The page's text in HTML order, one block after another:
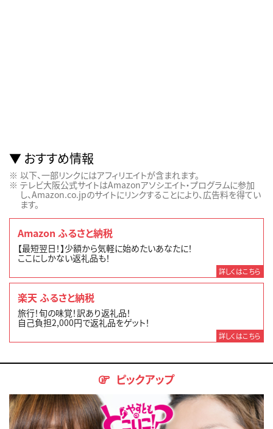
おすすめ情報
以下、一部リンクにはアフィリエイトが含まれます。
テレビ大阪公式サイトはAmazonアソシエイト・プログラムに参加
し、Amazon.co.jpのサイトにリンクすることにより、広告料を得てい
ます。
Amazon ふるさと納税
【最短翌日！】少額から気軽に始めたいあなたに！
ここにしかない返礼品も！
詳しくはこちら
楽天 ふるさと納税
旅行！旬の味覚！訳あり返礼品！
自己負担2,000円で返礼品をゲット！
詳しくはこちら
ピックアップ